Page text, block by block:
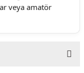
veya amatör